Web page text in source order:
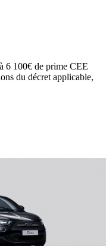
6 100€ de prime CEE
du décret applicable,